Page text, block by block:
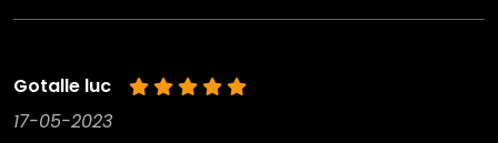
Gotalle luc
17-05-2023